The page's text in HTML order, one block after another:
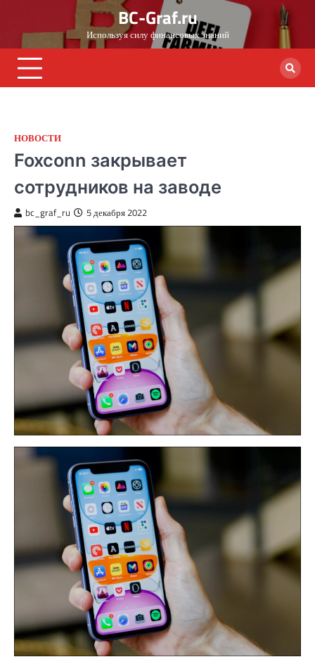
content
BC-Graf.ru
Используя силу финансовых знаний
НОВОСТИ
Foxconn закрывает
сотрудников на заводе
bc_graf_ru 5 декабря 2022